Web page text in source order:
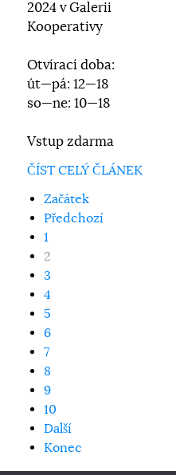
2024 v Galerii
Kooperativy
Otvírací doba:
út—pá: 12—18
so—ne: 10—18
Vstup zdarma
ČÍST CELÝ ČLÁNEK
Začátek
Předchozí
1
2
3
4
5
6
7
8
9
10
Další
Konec